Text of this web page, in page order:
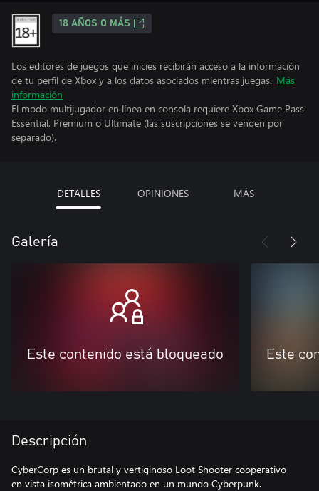
18 AÑOS O MÁS
Los editores de juegos que inicies recibirán acceso a la información
de tu perfil de Xbox y a los datos asociados mientras juegas. Más
información
El modo multijugador en línea en consola requiere Xbox Game Pass
Essential, Premium o Ultimate (las suscripciones se venden por
separado).
DETALLES OPINIONES MÁS
Galería
Este contenido está bloqueado Este
Descripción
CyberCorp es un brutal y vertiginoso Loot Shooter cooperativo
en vista isométrica ambientado en un mundo Cyberpunk.